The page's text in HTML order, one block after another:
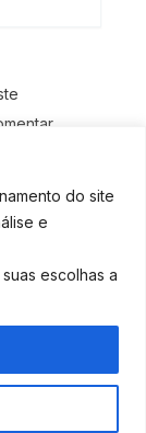
do site
e
escolhas a